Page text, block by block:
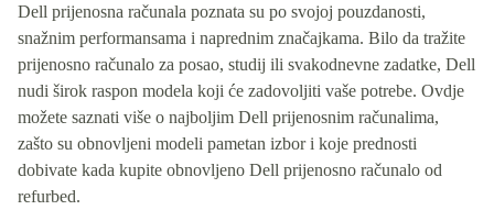
Dell prijenosna računala poznata su po svojoj pouzdanosti,
snažnim performansama i naprednim značajkama. Bilo da tražite
prijenosno računalo za posao, studij ili svakodnevne zadatke, Dell
nudi širok raspon modela koji će zadovoljiti vaše potrebe. Ovdje
možete saznati više o najboljim Dell prijenosnim računalima,
zašto su obnovljeni modeli pametan izbor i koje prednosti
dobivate kada kupite obnovljeno Dell prijenosno računalo od
refurbed.